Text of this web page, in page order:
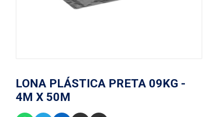
LONA PLÁSTICA PRETA 09KG -
4M X 50M